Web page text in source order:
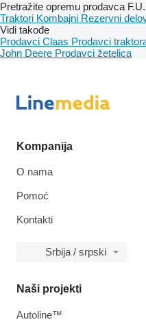
Pretražite opremu prodavca
Traktori Kombajni Rezervni
Vidi takođe
Prodavci Claas Prodavci
John Deere Prodavci žetelica
Kompanija
O nama
Pomoć
Kontakti
Srbija / srpski
Naši projekti
Autoline™